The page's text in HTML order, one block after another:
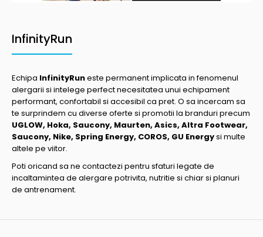
InfinityRun
Echipa InfinityRuneste permanent implicata in fenomenul
alergarii si intelege perfect necesitatea unui echipament
performant, confortabil si accesibil ca pret. O sa incercam sa
te surprindem cu diverse oferte si promotii la branduri precum
UGLOW, Hoka, Saucony, Maurten, Asics, Altra Footwear,
Saucony, Nike, Spring Energy, COROS, GU Energysi multe
altele pe viitor.
Poti oricand sa ne contactezi pentru sfaturi legate de
incaltamintea de alergare potrivita, nutritie si chiar si planuri
de antrenament.